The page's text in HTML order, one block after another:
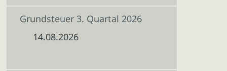
Grundsteuer 3. Quartal 2026
14.08.2026